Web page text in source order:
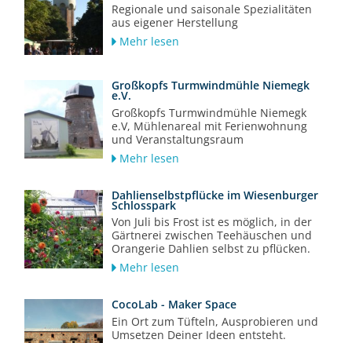
Regionale und saisonale Spezialitäten
aus eigener Herstellung
Mehr lesen
Großkopfs Turmwindmühle Niemegk
e.V.
Großkopfs Turmwindmühle Niemegk
e.V, Mühlenareal mit Ferienwohnung
und Veranstaltungsraum
Mehr lesen
Dahlienselbstpflücke im Wiesenburger
Schlosspark
Von Juli bis Frost ist es möglich, in der
Gärtnerei zwischen Teehäuschen und
Orangerie Dahlien selbst zu pflücken.
Mehr lesen
CocoLab - Maker Space
Ein Ort zum Tüfteln, Ausprobieren und
Umsetzen Deiner Ideen entsteht.